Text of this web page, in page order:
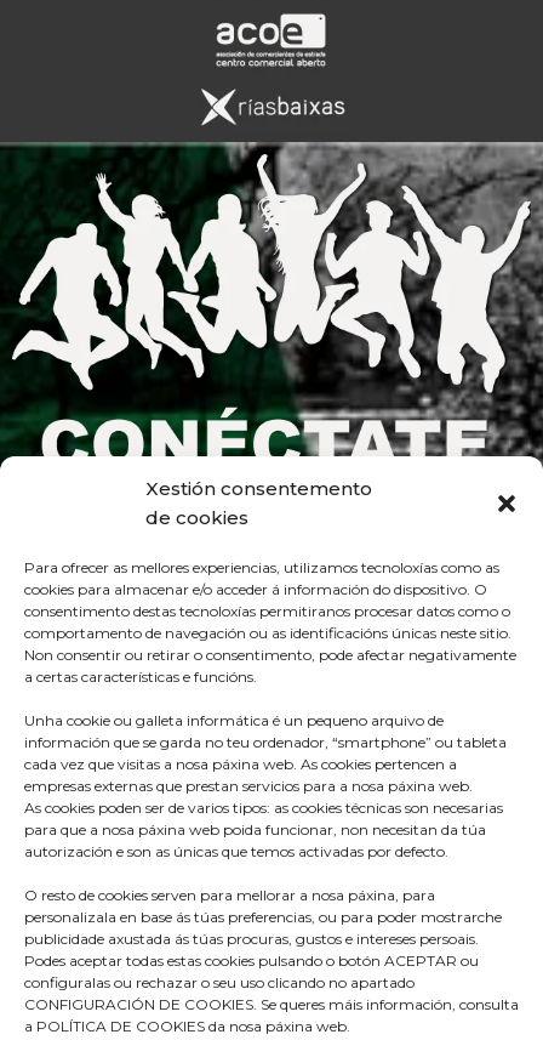
Xestión consentemento
de cookies
Para ofrecer as mellores experiencias, utilizamos tecnoloxías como as
cookies para almacenar e/o acceder á información do dispositivo. O
consentimento destas tecnoloxías permitiranos procesar datos como o
comportamento de navegación ou as identificacións únicas neste sitio.
Non consentir ou retirar o consentimento, pode afectar negativamente
a certas características e funcións.
Unha cookie ou galleta informática é un pequeno arquivo de
información que se garda no teu ordenador, “smartphone” ou tableta
cada vez que visitas a nosa páxina web. As cookies pertencen a
empresas externas que prestan servicios para a nosa páxina web.
As cookies poden ser de varios tipos: as cookies técnicas son necesarias
para que a nosa páxina web poida funcionar, non necesitan da túa
autorización e son as únicas que temos activadas por defecto.
O resto de cookies serven para mellorar a nosa páxina, para
personalizala en base ás túas preferencias, ou para poder mostrarche
publicidade axustada ás túas procuras, gustos e intereses persoais.
Podes aceptar todas estas cookies pulsando o botón ACEPTAR ou
configuralas ou rechazar o seu uso clicando no apartado
CONFIGURACIÓN DE COOKIES. Se queres máis información, consulta
a POLÍTICA DE COOKIES da nosa páxina web.
Praza do Concello s/n
Telf: 986570165
info@aestrada.gal